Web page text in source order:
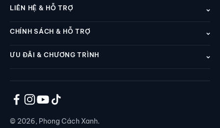
LIÊN HỆ & HỖ TRỢ
CHÍNH SÁCH & HỖ TRỢ
ƯU ĐÃI & CHƯƠNG TRÌNH
© 2026, Phong Cách Xanh.